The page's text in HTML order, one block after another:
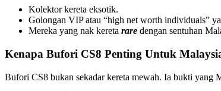
Kolektor kereta eksotik.
Golongan VIP atau “high net worth individuals”
Mereka yang nak kereta rare dengan sentuhan
Kenapa Bufori CS8 Penting Untuk
Bufori CS8 bukan sekadar kereta mewah. Ia bukti yang